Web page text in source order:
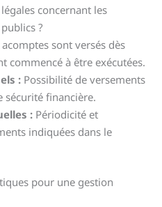
concernant les
?
acomptes sont versés dès
commencé à être exécutées.
: Possibilité de versements
sécurité financière.
: Périodicité et
indiquées dans le
pour une gestion